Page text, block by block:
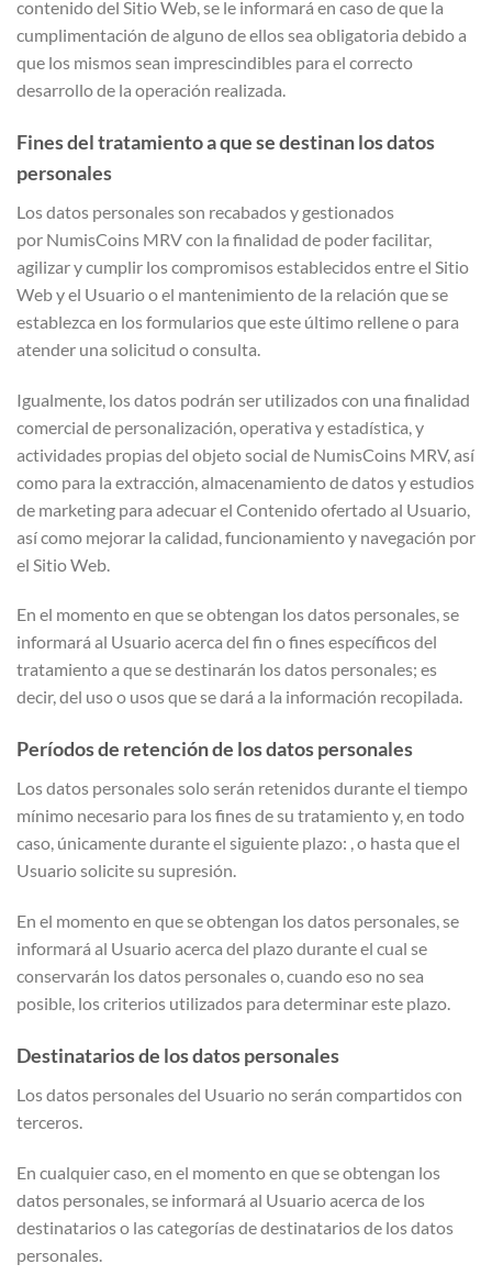
contenido del Sitio Web, se le informará en caso de que la
cumplimentación de alguno de ellos sea obligatoria debido a
que los mismos sean imprescindibles para el correcto
desarrollo de la operación realizada.
Fines del tratamiento a que se destinan los datos
personales
Los datos personales son recabados y gestionados
por NumisCoins MRV con la finalidad de poder facilitar,
agilizar y cumplir los compromisos establecidos entre el Sitio
Web y el Usuario o el mantenimiento de la relación que se
establezca en los formularios que este último rellene o para
atender una solicitud o consulta.
Igualmente, los datos podrán ser utilizados con una finalidad
comercial de personalización, operativa y estadística, y
actividades propias del objeto social de NumisCoins MRV, así
como para la extracción, almacenamiento de datos y estudios
de marketing para adecuar el Contenido ofertado al Usuario,
así como mejorar la calidad, funcionamiento y navegación por
el Sitio Web.
En el momento en que se obtengan los datos personales, se
informará al Usuario acerca del fin o fines específicos del
tratamiento a que se destinarán los datos personales; es
decir, del uso o usos que se dará a la información recopilada.
Períodos de retención de los datos personales
Los datos personales solo serán retenidos durante el tiempo
mínimo necesario para los fines de su tratamiento y, en todo
caso, únicamente durante el siguiente plazo: , o hasta que el
Usuario solicite su supresión.
En el momento en que se obtengan los datos personales, se
informará al Usuario acerca del plazo durante el cual se
conservarán los datos personales o, cuando eso no sea
posible, los criterios utilizados para determinar este plazo.
Destinatarios de los datos personales
Los datos personales del Usuario no serán compartidos con
terceros.
En cualquier caso, en el momento en que se obtengan los
datos personales, se informará al Usuario acerca de los
destinatarios o las categorías de destinatarios de los datos
personales.